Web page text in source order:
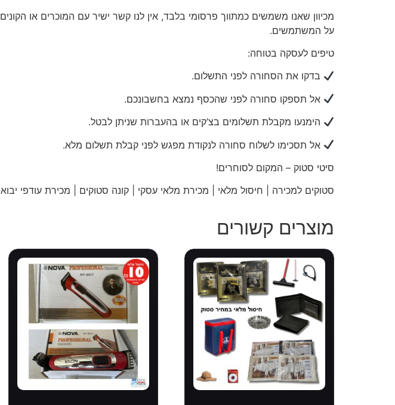
מכיוון שאנו משמשים כמתווך פרסומי בלבד, אין לנו קשר ישיר עם המוכרים או
על המשתמשים.
טיפים לעסקה בטוחה:
בדקו את הסחורה לפני התשלום.
אל תספקו סחורה לפני שהכסף נמצא בחשבונכם.
הימנעו מקבלת תשלומים בצ’קים או בהעברות שניתן לבטל.
אל תסכימו לשלוח סחורה לנקודת מפגש לפני קבלת תשלום מלא.
סיטי סטוק – המקום לסוחרים!
סטוקים למכירה | חיסול מלאי | מכירת מלאי עסקי | קונה סטוקים | מכירת עודפי
מוצרים קשורים